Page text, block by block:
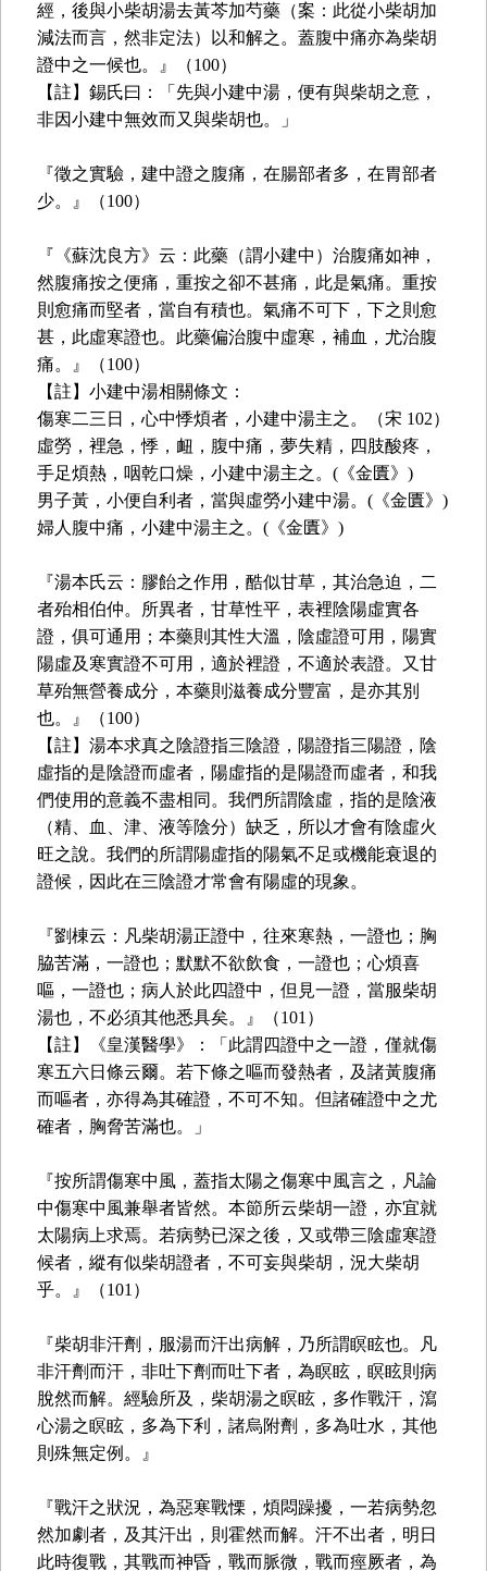
經，後與小柴胡湯去黃芩加芍藥（案：此從小柴胡加
減法而言，然非定法）以和解之。蓋腹中痛亦為柴胡
證中之一候也。』（100）
【註】錫氏曰：「先與小建中湯，便有與柴胡之意，
非因小建中無效而又與柴胡也。」
『徵之實驗，建中證之腹痛，在腸部者多，在胃部者
少。』（100）
『《蘇沈良方》云：此藥（謂小建中）治腹痛如神，
然腹痛按之便痛，重按之卻不甚痛，此是氣痛。重按
則愈痛而堅者，當自有積也。氣痛不可下，下之則愈
甚，此虛寒證也。此藥偏治腹中虛寒，補血，尤治腹
痛。』（100）
【註】小建中湯相關條文：
傷寒二三日，心中悸煩者，小建中湯主之。（宋 102）
虛勞，裡急，悸，衄，腹中痛，夢失精，四肢酸疼，
手足煩熱，咽乾口燥，小建中湯主之。(《金匱》)
男子黃，小便自利者，當與虛勞小建中湯。(《金匱》)
婦人腹中痛，小建中湯主之。(《金匱》)
『湯本氏云：膠飴之作用，酷似甘草，其治急迫，二
者殆相伯仲。所異者，甘草性平，表裡陰陽虛實各
證，俱可通用；本藥則其性大溫，陰虛證可用，陽實
陽虛及寒實證不可用，適於裡證，不適於表證。又甘
草殆無營養成分，本藥則滋養成分豐富，是亦其別
也。』（100）
【註】湯本求真之陰證指三陰證，陽證指三陽證，陰
虛指的是陰證而虛者，陽虛指的是陽證而虛者，和我
們使用的意義不盡相同。我們所謂陰虛，指的是陰液
（精、血、津、液等陰分）缺乏，所以才會有陰虛火
旺之說。我們的所謂陽虛指的陽氣不足或機能衰退的
證候，因此在三陰證才常會有陽虛的現象。
『劉棟云：凡柴胡湯正證中，往來寒熱，一證也；胸
脇苦滿，一證也；默默不欲飲食，一證也；心煩喜
嘔，一證也；病人於此四證中，但見一證，當服柴胡
湯也，不必須其他悉具矣。』（101）
【註】《皇漢醫學》：「此謂四證中之一證，僅就傷
寒五六日條云爾。若下條之嘔而發熱者，及諸黃腹痛
而嘔者，亦得為其確證，不可不知。但諸確證中之尤
確者，胸脅苦滿也。」
『按所謂傷寒中風，蓋指太陽之傷寒中風言之，凡論
中傷寒中風兼舉者皆然。本節所云柴胡一證，亦宜就
太陽病上求焉。若病勢已深之後，又或帶三陰虛寒證
候者，縱有似柴胡證者，不可妄與柴胡，況大柴胡
乎。』（101）
『柴胡非汗劑，服湯而汗出病解，乃所謂瞑眩也。凡
非汗劑而汗，非吐下劑而吐下者，為瞑眩，瞑眩則病
脫然而解。經驗所及，柴胡湯之瞑眩，多作戰汗，瀉
心湯之瞑眩，多為下利，諸烏附劑，多為吐水，其他
則殊無定例。』
『戰汗之狀況，為惡寒戰慄，煩悶躁擾，一若病勢忽
然加劇者，及其汗出，則霍然而解。汗不出者，明日
此時復戰，其戰而神昏，戰而脈微，戰而痙厥者，為